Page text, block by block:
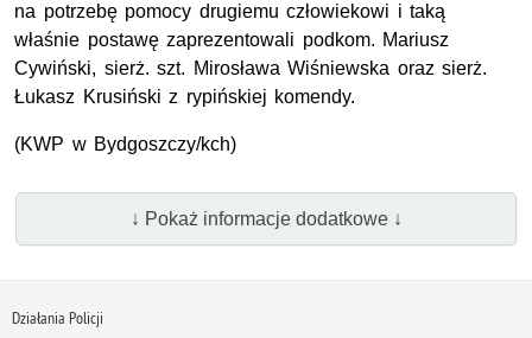
na potrzebę pomocy drugiemu człowiekowi i taką
właśnie postawę zaprezentowali podkom. Mariusz
Cywiński, sierż. szt. Mirosława Wiśniewska orazsierż.
Łukasz Krusiński z rypińskiej komendy.
(KWP w Bydgoszczy/kch)
↓ Pokaż informacje dodatkowe ↓
Działania Policji